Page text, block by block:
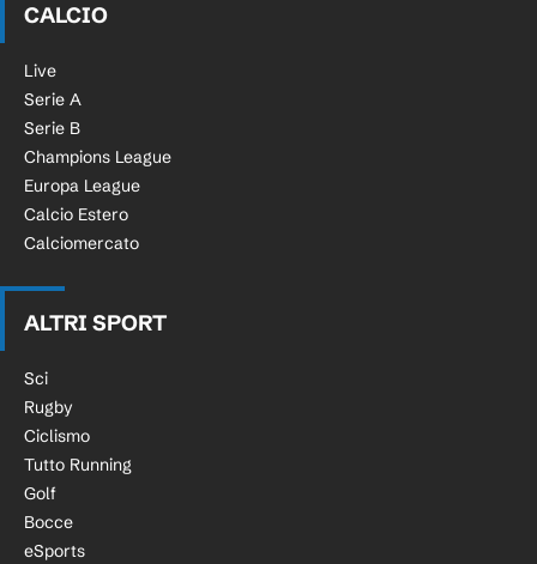
CALCIO
Live
Serie A
Serie B
Champions League
Europa League
Calcio Estero
Calciomercato
ALTRI SPORT
Sci
Rugby
Ciclismo
Tutto Running
Golf
Bocce
eSports